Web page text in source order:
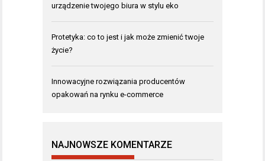
urządzenie twojego biura w stylu eko
Protetyka: co to jest i jak może zmienić twoje
życie?
Innowacyjne rozwiązania producentów
opakowań na rynku e-commerce
NAJNOWSZE KOMENTARZE